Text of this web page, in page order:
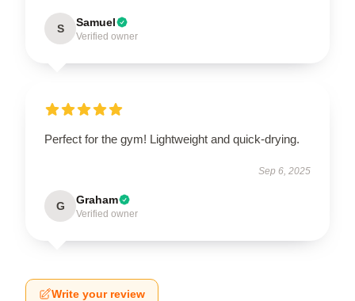
S Samuel
Verified owner
Perfect for the gym! Lightweight and quick-drying.
Sep 6, 2025
G Graham
Verified owner
Write your review